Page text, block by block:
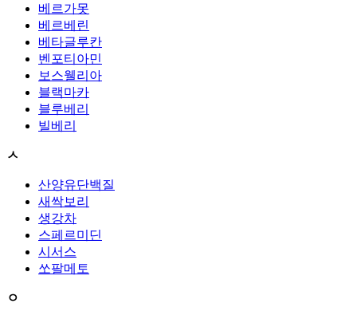
베르가못
베르베린
베타글루칸
벤포티아민
보스웰리아
블랙마카
블루베리
빌베리
ㅅ
산양유단백질
새싹보리
생강차
스페르미딘
시서스
쏘팔메토
ㅇ